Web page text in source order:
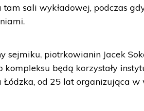
tam sali wykładowej, podczas
sejmiku, piotrkowianin Jacek
kompleksu będą korzystały
Łódzka, od 25 lat organizująca